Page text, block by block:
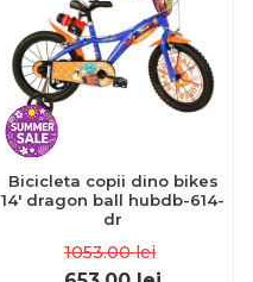
Bicicleta copii dino bikes
14' dragon ball hubdb-614-
dr
1053.00 lei